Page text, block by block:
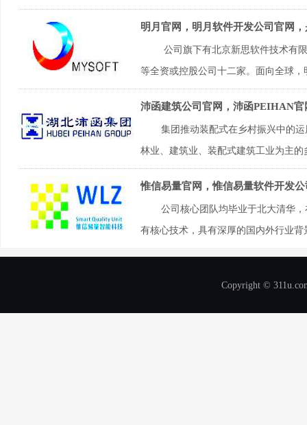
明月官网，明月软件开发公司官网
公司旗下有北京新思软件技术有
等全资或控股公司十二家。面向全球
沛函建筑公司官网，沛函PEIHAN官
集团推动装配式在乡村振兴中的
林业、建筑业、装配式建筑工业为主
惟信易量官网，惟信易量软件开发
公司核心团队均毕业于北大清华
有核心技术，具有深厚的国内外行业
Copyright ©